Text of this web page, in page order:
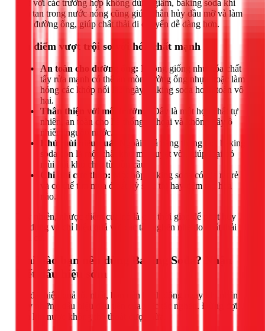
Đối với các trường hợp không dùng giấm, baking soda khi
hòa tan trong nước nóng cũng giúp phân hủy dầu mỡ và làm
trơn đường ống, giúp chất thải di chuyển dễ dàng hơn.
Ưu điểm vượt trội so với hóa chất mạnh
An toàn cho đường ống: Không giống như hóa chất
tẩy rửa mạnh có thể ăn mòn đường ống nhựa hoặc làm
hỏng các khớp nối lâu ngày, baking soda hoàn toàn vô
hại.
Thân thiện với môi trường:
Đây là một hợp chất tự
nhiên, an toàn cho hệ thống tự hoại và không gây ô
nhiễm nguồn nước.
Khử mùi hiệu quả:
Ngoài khả năng thông tắc, baking
soda còn là một chất khử mùi tuyệt vời, giúp loại bỏ
mùi hôi khó chịu từ bồn cầu.
Chi phí cực thấp: Một hộp baking soda có giá rất rẻ
và có thể tìm mua ở bất kỳ siêu thị hay tiệm tạp hóa
nào.
Tuy nhiên, nhược điểm của nó là cần thời gian để phát huy
tác dụng và chỉ hiệu quả với các tắc nghẽn nhẹ do chất thải
Khi nào bạn nên dùng Baking Soda? Nhận
biết dấu hiệu sớm
Để đạt hiệu quả tốt nhất, bạn nên hành động ngay khi nhận
thấy những dấu hiệu đầu tiên của việc tắc nghẽn. Đừng đợi
đến khi nước không thể thoát được nữa.